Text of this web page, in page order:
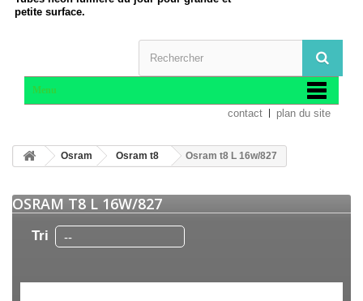
petite surface.
Menu
contact plan du site
Osram Osram t8 Osram t8 L 16w/827
OSRAM T8 L 16W/827
Tri --